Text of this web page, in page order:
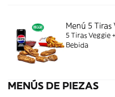
Menú 5 Tiras
5 Tiras Veggie
Bebida
MENÚS DE PIEZAS